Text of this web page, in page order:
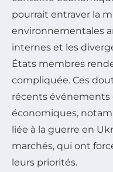
pourrait entraver la
environnementales
internes et les
États membres
compliquée. Ces
récents événements
économiques,
liée à la guerre en
marchés, qui ont
leurs priorités.